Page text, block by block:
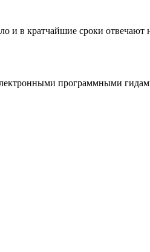
и в кратчайшие сроки
программными